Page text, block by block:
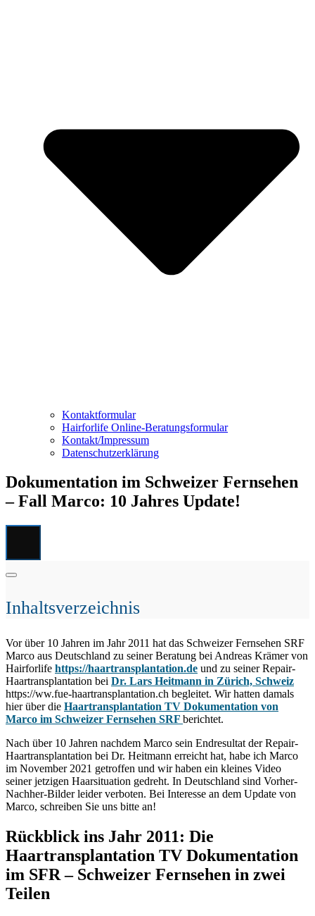
Kontaktformular
Hairforlife Online-Beratungsformular
Kontakt/Impressum
Datenschutzerklärung
Dokumentation im Schweizer Fernsehen
– Fall Marco: 10 Jahres Update!
Inhaltsverzeichnis
Vor über 10 Jahren im Jahr 2011 hat das Schweizer Fernsehen SRF
Marco aus Deutschland zu seiner Beratung bei Andreas Krämer von
Hairforlife https://haartransplantation.de und zu seiner Repair-
Haartransplantation bei Dr. Lars Heitmann in Zürich, Schweiz
https://ww.fue-haartransplantation.ch begleitet. Wir hatten damals
hier über die Haartransplantation TV Dokumentation von
Marco im Schweizer Fernsehen SRF berichtet.
Nach über 10 Jahren nachdem Marco sein Endresultat der Repair-
Haartransplantation bei Dr. Heitmann erreicht hat, habe ich Marco
im November 2021 getroffen und wir haben ein kleines Video
seiner jetzigen Haarsituation gedreht. In Deutschland sind Vorher-
Nachher-Bilder leider verboten. Bei Interesse an dem Update von
Marco, schreiben Sie uns bitte an!
Rückblick ins Jahr 2011: Die
Haartransplantation TV Dokumentation
im SFR – Schweizer Fernsehen in zwei
Teilen